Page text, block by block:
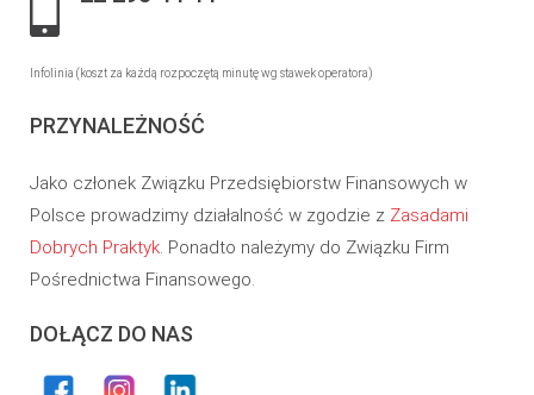
Infolinia (koszt za każdą rozpoczętą minutę wg stawek operatora)
PRZYNALEŻNOŚĆ
Jako członek Związku Przedsiębiorstw Finansowych w
Polsce prowadzimy działalność w zgodzie z Zasadami
Dobrych Praktyk. Ponadto należymy do Związku Firm
Pośrednictwa Finansowego.
DOŁĄCZ DO NAS